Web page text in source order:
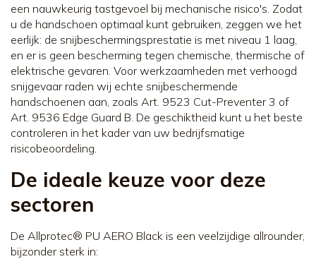
een nauwkeurig tastgevoel bij mechanische risico's. Zodat
u de handschoen optimaal kunt gebruiken, zeggen we het
eerlijk: de snijbeschermingsprestatie is met niveau 1 laag,
en er is geen bescherming tegen chemische, thermische of
elektrische gevaren. Voor werkzaamheden met verhoogd
snijgevaar raden wij echte snijbeschermende
handschoenen aan, zoals Art. 9523 Cut-Preventer 3 of
Art. 9536 Edge Guard B. De geschiktheid kunt u het beste
controleren in het kader van uw bedrijfsmatige
risicobeoordeling.
De ideale keuze voor deze
sectoren
De Allprotec® PU AERO Black is een veelzijdige allrounder,
bijzonder sterk in: